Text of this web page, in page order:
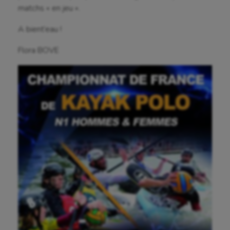
Jeux Olympiques et Paralympiques
Kayak-polo
Korfbal
Longue paume
Moto
Natation
Omnisports
Outdoor
Paddle
Parkour
matchs « en jeu ».
A bient’eau !
Flora BOVE